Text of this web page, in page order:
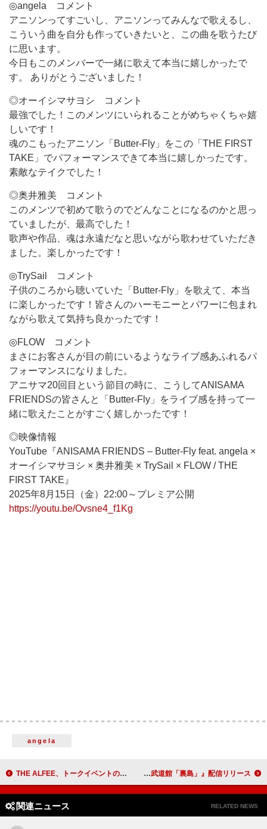
◎angela コメント
アニソンってすごいし、アニソンってみんなで歌えるし、
こういう曲を自分も作っていきたいと、この曲を歌うたび
に思います。
今日もこのメンバーで一緒に歌えて本当に嬉しかったで
す。 ありがとうございました！
◎オーイシマサヨシ コメント
最強でした！このメンツにいられることがめちゃくちゃ嬉
しいです！
魂のこもったアニソン「Butter-Fly」をこの「THE FIRST
TAKE」でパフォーマンスできて本当に嬉しかったです。
素敵なテイクでした！
◎奥井雅美 コメント
このメンツで初めて歌うのでどんなことになるのかと思っ
ていましたが、最高でした！
歌声や作品、魂は永遠だなと思いながら歌わせていただき
ました。楽しかったです！
◎TrySail コメント
子供のころから聴いていた「Butter-Fly」を歌えて、本当
に楽しかったです！皆さんのハーモニーとパワーに包まれ
ながら歌えて気持ち良かったです！
◎FLOW コメント
まさにお客さんが目の前にいるようなライブ感あふれるパ
フォーマンスになりました。
アニサマ20回目という節目の時に、こうしてANISAMA
FRIENDSの皆さんと「Butter-Fly」をライブ感を持って一
緒に歌えたことがすごく嬉しかったです！
◎映像情報
YouTube『ANISAMA FRIENDS – Butter-Fly feat. angela ×
オーイシマサヨシ × 奥井雅美 × TrySail × FLOW / THE
FIRST TAKE』
2025年8月15日（金）22:00～プレミア公開
https://youtu.be/Ovsne4_f1Kg
angela
THE ALFEE、トークイベントのライブビューイングを全国7都市で実施 龍宮城、ライブアルバム『Live at 日本武道館「裏島」』配信リリース
関連ニュース RELATED NEWS